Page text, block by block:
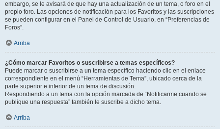
embargo, se le avisará de que hay una actualización de un tema, o foro en el
propio foro. Las opciones de notificación para los Favoritos y las suscripciones
se pueden configurar en el Panel de Control de Usuario, en “Preferencias de
Foros”.
Arriba
¿Cómo marcar Favoritos o suscribirse a temas específicos?
Puede marcar o suscribirse a un tema específico haciendo clic en el enlace
correspondiente en el menú “Herramientas de Tema”, ubicado cerca de la
parte superior e inferior de un tema de discusión.
Respondiendo a un tema con la opción marcada de “Notificarme cuando se
publique una respuesta” también le suscribe a dicho tema.
Arriba